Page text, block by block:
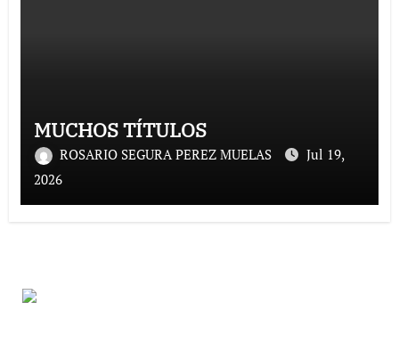
MUCHOS TÍTULOS
ROSARIO SEGURA PEREZ MUELAS
Jul 19,
2026